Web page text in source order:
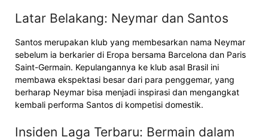
Latar Belakang: Neymar dan Santos
Santos merupakan klub yang membesarkan nama Neymar
sebelum ia berkarier di Eropa bersama Barcelona dan Paris
Saint-Germain. Kepulangannya ke klub asal Brasil ini
membawa ekspektasi besar dari para penggemar, yang
berharap Neymar bisa menjadi inspirasi dan mengangkat
kembali performa Santos di kompetisi domestik.
Insiden Laga Terbaru: Bermain dalam